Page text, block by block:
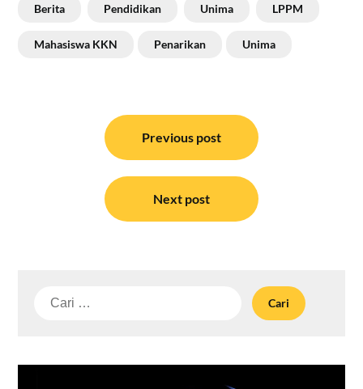
Berita Pendidikan Unima LPPM
Mahasiswa KKN Penarikan Unima
Previous post
Next post
Cari